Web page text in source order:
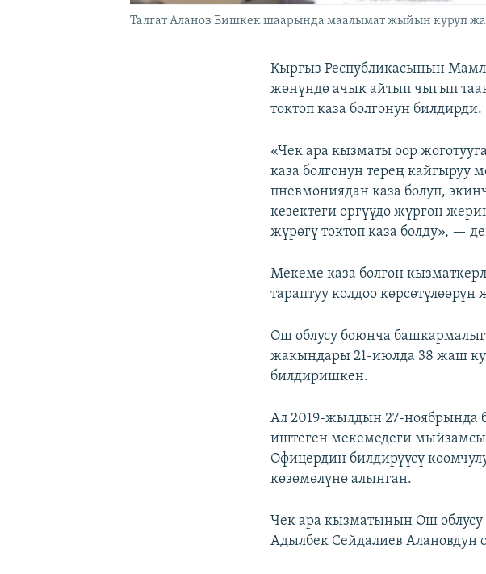
Талгат Аланов Бишкек шаарында маалымат жыйын куруп
Кыргыз Республикасынын
жөнүндө ачык айтып чыгып
токтоп каза болгонун билдирди.
«Чек ара кызматы оор
каза болгонун терең кайгыруу
пневмониядан каза болуп,
кезектеги өргүүдө жүргөн
жүрөгү токтоп каза болду», —
Мекеме каза болгон
тараптуу колдоо көрсөтүлөөрүн
Ош облусу боюнча
жакындары 21-июлда 38 жаш
билдиришкен.
Ал 2019-жылдын 27-ноябрында
иштеген мекемедеги
Офицердин билдирүүсү
көзөмөлүнө алынган.
Чек ара кызматынын Ош
Адылбек Сейдалиев Алановдун